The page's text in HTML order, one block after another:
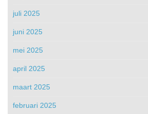
juli 2025
juni 2025
mei 2025
april 2025
maart 2025
februari 2025